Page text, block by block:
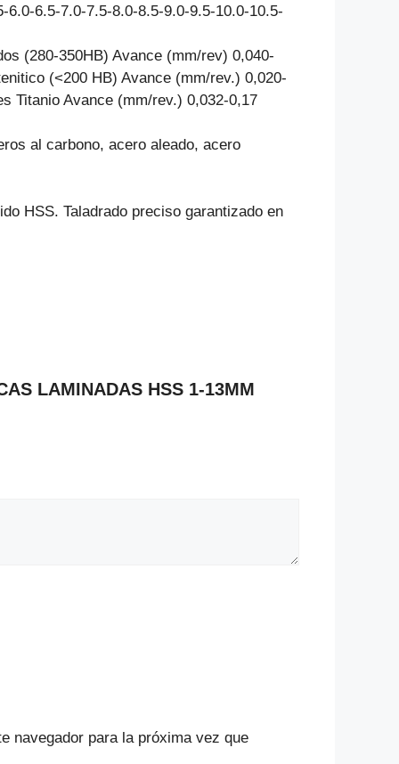
6.5-7.0-7.5-8.0-8.5-9.0-9.5-10.0-10.5-
(280-350HB) Avance (mm/rev) 0,040-
(<200 HB) Avance (mm/rev.) 0,020-
Titanio Avance (mm/rev.) 0,032-0,17
al carbono, acero aleado, acero
HSS. Taladrado preciso garantizado en
LAMINADAS HSS 1-13MM
navegador para la próxima vez que